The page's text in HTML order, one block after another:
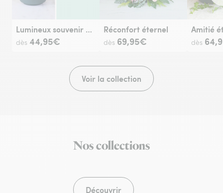
Lumineux souvenir et sa livraison sur tombe
dès 44,95€
Réconfort éternel
dès 69,95€ dès
Voir la collection
Nos collections
Découvrir